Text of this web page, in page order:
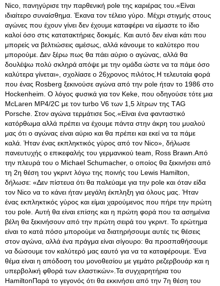
Nico, πανηγύρισε την παρθενική pole της καριέρας του.«Είναι
ιδιαίτερο συναίσθημα. Έκανα τον τέλειο γύρο. Μέχρι στιγμής στους
αγώνες που έχουν γίνει δεν έχουμε καταφέρει να είμαστε το ίδιο
καλοί όσο στις κατατακτήριες δοκιμές . Και αυτό δεν είναι κάτι που
μπορείς να βελτιώσεις αμέσως, αλλά κάνουμε το καλύτερο που
μπορούμε. Δεν ξέρω πως θα πάει αύριο ο αγώνας, αλλά θα
δουλέψω πολύ σκληρά απόψε με την ομάδα ώστε να τα πάμε όσο
καλύτερα γίνεται», σχολίασε ο 26χρονος πιλότος.Η τελευταία φορά
που ένας Rosberg ξεκινούσε αγώνα από την pole ήταν το 1986 στο
Hockenheim. Ο λόγος φυσικά για τον Keke, που οδηγούσε τότε μια
McLaren MP4/2C με τον turbo V6 των 1,5 λίτρων της ΤAG
Porsche. Στον αγώνα τερμάτισε 5ος.«Είναι ένα φανταστικό
κατόρθωμα αλλά πρέπει να έχουμε πάντα στην άκρη του μυαλού
μας ότι ο αγώνας είναι αύριο και θα πρέπει και εκεί να τα πάμε
καλά. Ήταν ένας εκπληκτικός γύρος από τον Nico», δήλωσε
πανευτυχής ο επικεφαλής του γερμανικού team, Ross Brawn.Από
την πλευρά του ο Michael Schumacher, ο οποίος θα ξεκινήσει από
τη 2η θέση του γκριντ λόγω της ποινής του Lewis Hamilton,
δήλωσε: «Δεν πίστευα ότι θα παλεύαμε για την pole και όταν είδα
τον Nico να το κάνει ήταν μεγάλη έκπληξη για όλους μας. Ήταν
ένας εκπληκτικός γύρος και είμαι χαρούμενος που πήρε την πρώτη
του pole. Αυτή θα είναι επίσης και η πρώτη φορά που τα ασημένια
βέλη θα ξεκινήσουν από την πρώτη σειρά του γκριντ. Το ερώτημα
είναι το κατά πόσο μπορούμε να διατηρήσουμε αυτές τις θέσεις
στον αγώνα, αλλά ένα πράγμα είναι σίγουρο: θα προσπαθήσουμε
να δώσουμε τον καλύτερό μας εαυτό για να τα καταφέρουμε. Ένα
θέμα είναι η απόδοση του μονοθεσίου με γεμάτο ρεζερβουάρ και η
υπερβολική φθορά των ελαστικών».Τα συγχαρητήρια του
HamiltonΠαρά το γεγονός ότι θα εκκινήσει από την 7η θέση του